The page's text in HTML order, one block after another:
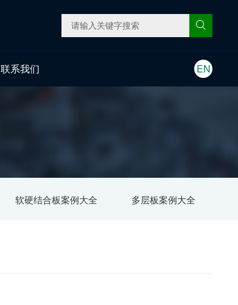
联系我们 EN
软硬结合板案例大全 多层板案例大全